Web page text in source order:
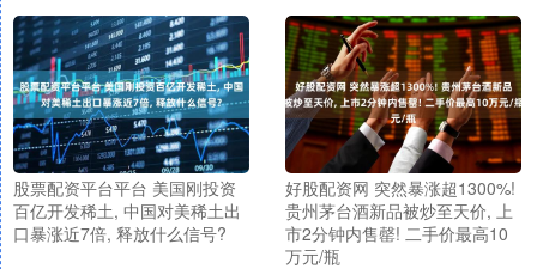
股票配资平台平台 美国刚投资
百亿开发稀土, 中国对美稀土出
口暴涨近7倍, 释放什么信号?
好股配资网 突然暴涨超1300%!
贵州茅台酒新品被炒至天价, 上
市2分钟内售罄! 二手价最高10
万元/瓶